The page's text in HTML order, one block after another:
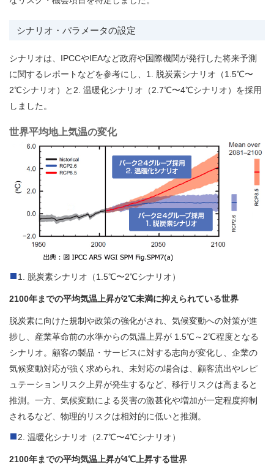
シナリオ・パラメータの設定
シナリオは、IPCCやIEAなど政府や国際機関が発行した将来予測
に関するレポートなどを参考にし、1. 脱炭素シナリオ（1.5℃〜
2℃シナリオ）と2. 温暖化シナリオ（2.7℃〜4℃シナリオ）を採用
しました。
世界平均地上気温の変化
1. 脱炭素シナリオ（1.5℃〜2℃シナリオ）
2100年までの平均気温上昇が2℃未満に抑えられている世界
脱炭素に向けた規制や政策の強化がされ、気候変動への対策が進
捗し、産業革命前の水準からの気温上昇が 1.5℃～2℃程度となる
シナリオ。顧客の製品・サービスに対する志向が変化し、企業の
気候変動対応が強く求められ、未対応の場合は、顧客流出やレピ
ュテーションリスク上昇が発生するなど、移行リスクは高まると
推測。一方、気候変動による災害の激甚化や増加が一定程度抑制
されるなど、物理的リスクは相対的に低いと推測。
2. 温暖化シナリオ（2.7℃〜4℃シナリオ）
2100年までの平均気温上昇が4℃上昇する世界